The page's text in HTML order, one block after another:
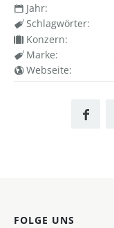
Jahr:
Schlagwörter:
Konzern:
Marke:
Webseite:
FOLGE UNS